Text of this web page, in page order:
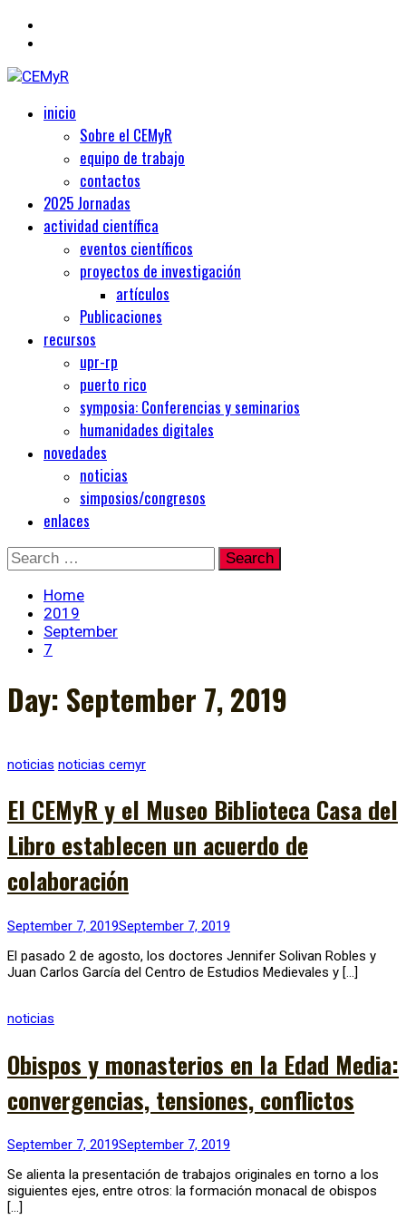
CEMyR
Centro de Estudios Medievales y Renacentistas
Primaryinicio
Sobre el CEMyR
equipo de trabajo
contactos
2025 Jornadas
actividad científica
eventos científicos
proyectos de investigación
artículos
Publicaciones
recursos
upr-rp
puerto rico
symposia: Conferencias y seminarios
humanidades digitales
novedades
noticias
simposios/congresos
enlaces
Skip
to
content
Search
for:
Home
2019
September
7
Day: September 7, 2019
noticias noticias cemyr
El CEMyR y el Museo Biblioteca Casa del
Libro establecen un acuerdo de
colaboración
September 7, 2019September 7, 2019
El pasado 2 de agosto, los doctores Jennifer Solivan Robles y
Juan Carlos García del Centro de Estudios Medievales y […]
noticias
Obispos y monasterios en la Edad Media:
convergencias, tensiones, conflictos
September 7, 2019September 7, 2019
Se alienta la presentación de trabajos originales en torno a los
siguientes ejes, entre otros: la formación monacal de obispos
[…]